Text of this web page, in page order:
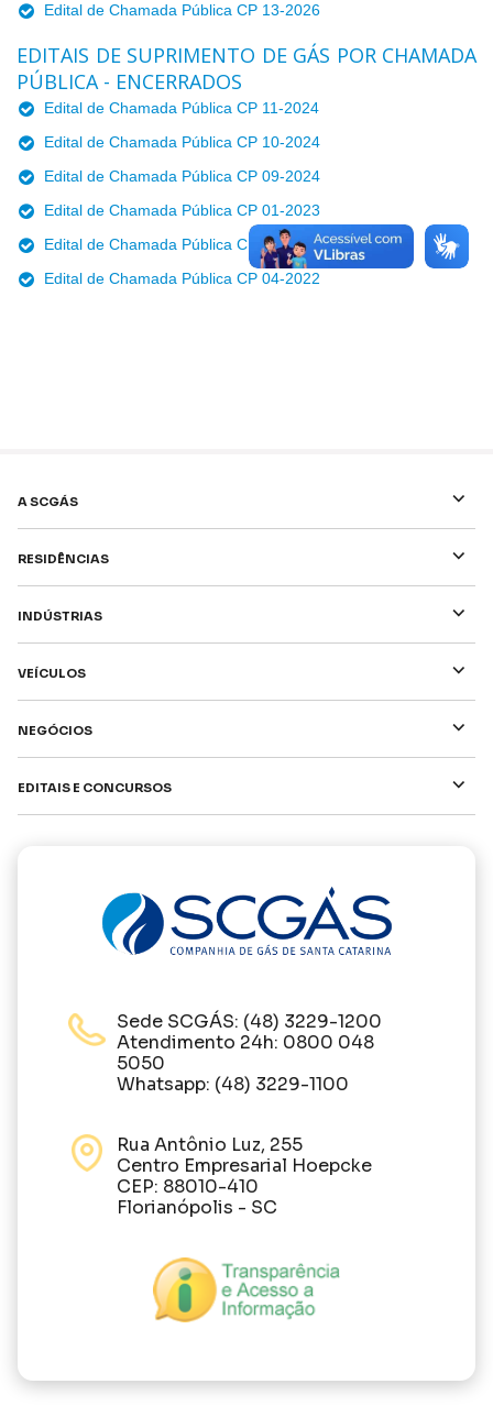
Edital de Chamada Pública CP 13-2026
Editais de Suprimento de Gás por Chamada
Pública - encerrados
Edital de Chamada Pública CP 11-2024
Edital de Chamada Pública CP 10-2024
Edital de Chamada Pública CP 09-2024
Edital de Chamada Pública CP 01-2023
Edital de Chamada Pública CP 03-2022
Edital de Chamada Pública CP 04-2022
Sede SCGÁS: (48) 3229-1200
Atendimento 24h: 0800 048
5050
Whatsapp: (48) 3229-1100
Rua Antônio Luz, 255
Centro Empresarial Hoepcke
CEP: 88010-410
Florianópolis - SC
A SCGÁS ⌵
Residências ⌵
Indústrias ⌵
Veículos ⌵
Negócios ⌵
Editais e Concursos ⌵